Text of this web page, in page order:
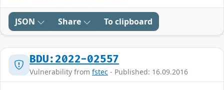
JSON Share To clipboard
BDU:2022-02557
Vulnerability from fstec - Published: 16.09.2016